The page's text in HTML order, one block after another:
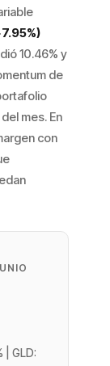
10.46% y
de
mes. En
con
| GLD: